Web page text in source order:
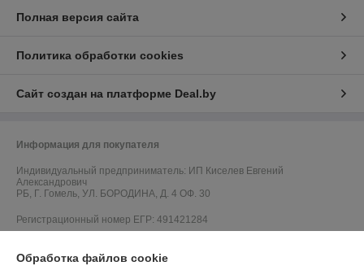
Полная версия сайта
Политика обработки cookies
Сайт создан на платформе Deal.by
Информация для покупателя
Индивидуальный предприниматель: ИП Киселев Евгений
Александрович
РБ, Г. Гомель, УЛ. БОРОДИНА, Д. 4 ОФ. 30
Регистрационный номер ЕГР: 491421284
Обработка файлов cookie